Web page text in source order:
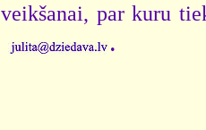
veikšanai, par kuru
.